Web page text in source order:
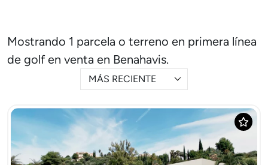
Mostrando 1 parcela o terreno en primera línea
de golf en venta en Benahavis.
MÁS RECIENTE